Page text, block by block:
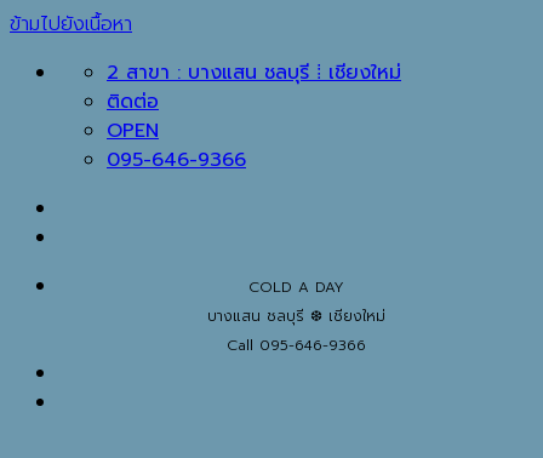
ข้ามไปยังเนื้อหา
2 สาขา : บางแสน ชลบุรี ⁞ เชียงใหม่
ติดต่อ
OPEN
095-646-9366
COLD A DAY
บางแสน ชลบุรี ❆ เชียงใหม่
Call 095-646-9366